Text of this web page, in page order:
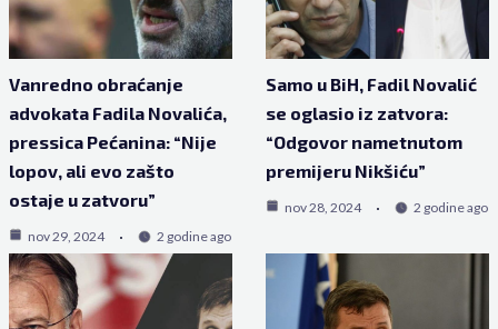
Vanredno obraćanje
advokata Fadila Novalića,
pressica Pećanina: “Nije
lopov, ali evo zašto
ostaje u zatvoru”
nov 29, 2024 2 godine ago
Samo u BiH, Fadil Novalić
se oglasio iz zatvora:
“Odgovor nametnutom
premijeru Nikšiću”
nov 28, 2024 2 godine ago